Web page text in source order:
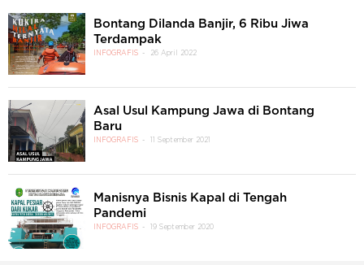
Bontang Dilanda Banjir, 6 Ribu Jiwa
Terdampak
INFOGRAFIS 26 April 2022
Asal Usul Kampung Jawa di Bontang
Baru
INFOGRAFIS 11 September 2021
Manisnya Bisnis Kapal di Tengah
Pandemi
INFOGRAFIS 19 September 2020